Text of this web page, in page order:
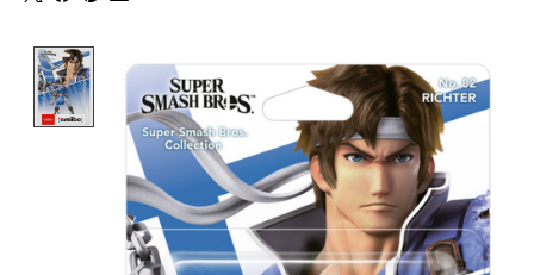
Product image slideshow Items